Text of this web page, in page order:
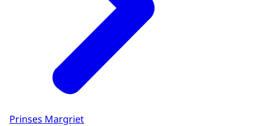
Prinses Margriet